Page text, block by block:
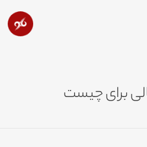
برای چیست